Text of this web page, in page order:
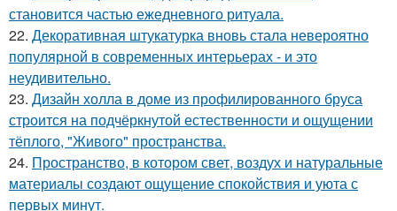
становится частью ежедневного ритуала.
22. Декоративная штукатурка вновь стала невероятно
популярной в современных интерьерах - и это
неудивительно.
23. Дизайн холла в доме из профилированного бруса
строится на подчёркнутой естественности и ощущении
тёплого, "Живого" пространства.
24. Пространство, в котором свет, воздух и натуральные
материалы создают ощущение спокойствия и уюта с
первых минут.